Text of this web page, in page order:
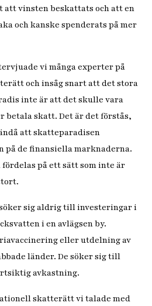
vinsten beskattats och att en
och kanske spenderats på mer
vi många experter på
och insåg snart att det stora
inte är att det skulle vara
skatt. Det är det förstås,
att skatteparadisen
på de finansiella marknaderna.
på ett sätt som inte är
sig aldrig till investeringar i
i en avlägsen by.
eller utdelning av
länder. De söker sig till
avkastning.
skatterätt vi talade med